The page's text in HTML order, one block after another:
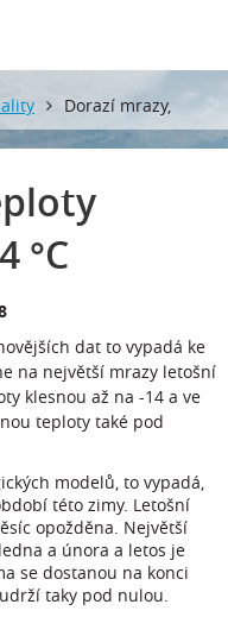
Dorazí mrazy,
°C
dat to vypadá ke
na největší mrazy letošní
klesnou až na -14 a ve
teploty také pod
modelů, to vypadá,
této zimy. Letošní
opožděna. Největší
a února a letos je
se dostanou na konci
taky pod nulou.